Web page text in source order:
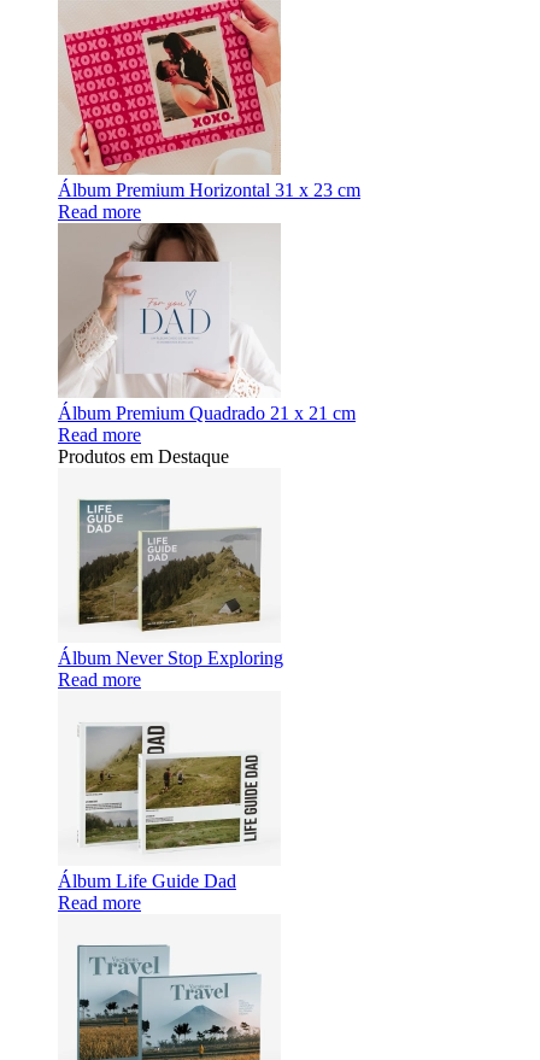
Álbum Premium Horizontal 31 x 23 cm
Read more
Álbum Premium Quadrado 21 x 21 cm
Read more
Produtos em Destaque
Álbum Never Stop Exploring
Read more
Álbum Life Guide Dad
Read more